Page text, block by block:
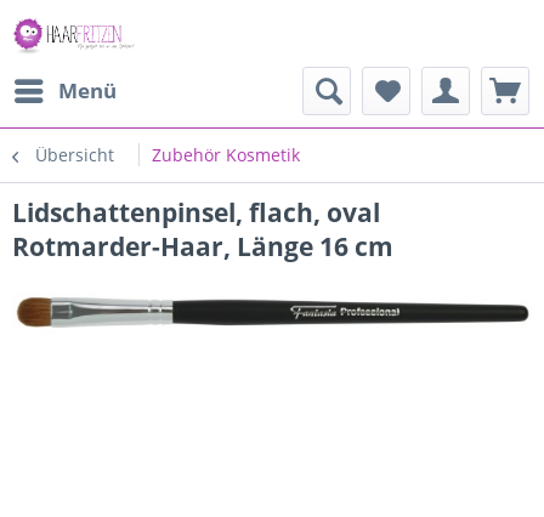
Menü
Übersicht Zubehör Kosmetik
Lidschattenpinsel, flach, oval
Rotmarder-Haar, Länge 16 cm